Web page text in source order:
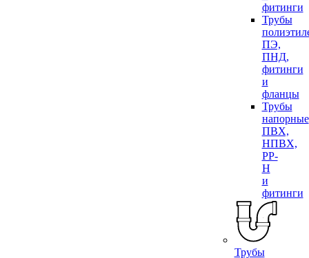
фитинги
Трубы
ПЭ,
ПНД,
фитинги
и
фланцы
Трубы
напорные
ПВХ,
НПВХ,
PP-
H
и
фитинги
Трубы